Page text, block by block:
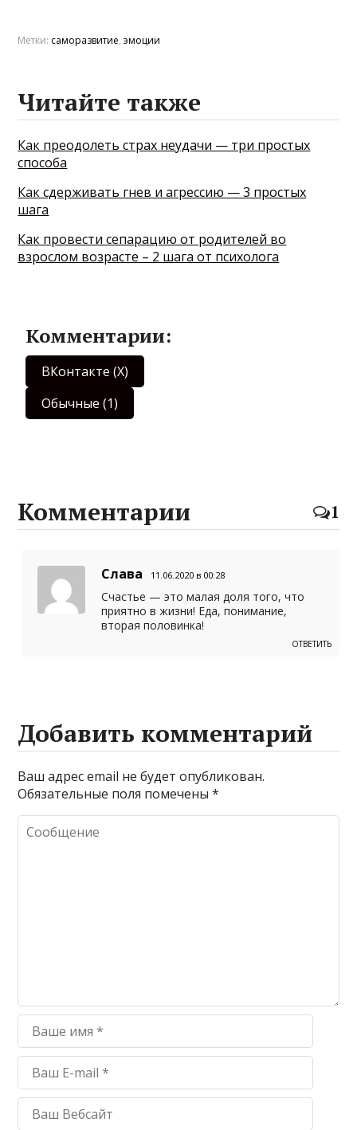
Метки: саморазвитие,эмоции
Читайте также
Как преодолеть страх неудачи — три простых
способа
Как сдерживать гнев и агрессию — 3 простых
шага
Как провести сепарацию от родителей во
взрослом возрасте – 2 шага от психолога
Комментарии:
ВКонтакте (X)
Обычные (1)
Комментарии 1
Слава 11.06.2020 в 00:28
Счастье — это малая доля того, что
приятно в жизни! Еда, понимание,
вторая половинка!
ОТВЕТИТЬ
Добавить комментарий
Ваш адрес email не будет опубликован.
Обязательные поля помечены*